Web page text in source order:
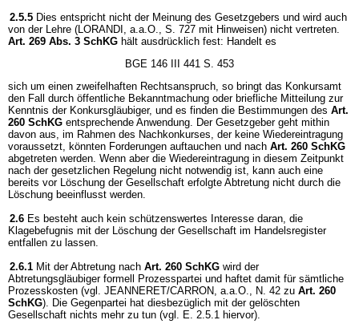
2.5.5 Dies entspricht nicht der Meinung des Gesetzgebers und wird auch
von der Lehre (LORANDI, a.a.O., S. 727 mit Hinweisen) nicht vertreten.
Art. 269 Abs. 3 SchKG hält ausdrücklich fest: Handelt es
BGE 146 III 441 S. 453
sich um einen zweifelhaften Rechtsanspruch, so bringt das Konkursamt
den Fall durch öffentliche Bekanntmachung oder briefliche Mitteilung zur
Kenntnis der Konkursgläubiger, und es finden die Bestimmungen des Art.
260 SchKG entsprechende Anwendung. Der Gesetzgeber geht mithin
davon aus, im Rahmen des Nachkonkurses, der keine Wiedereintragung
voraussetzt, könnten Forderungen auftauchen und nach Art. 260 SchKG
abgetreten werden. Wenn aber die Wiedereintragung in diesem Zeitpunkt
nach der gesetzlichen Regelung nicht notwendig ist, kann auch eine
bereits vor Löschung der Gesellschaft erfolgte Abtretung nicht durch die
Löschung beeinflusst werden.
2.6 Es besteht auch kein schützenswertes Interesse daran, die
Klagebefugnis mit der Löschung der Gesellschaft im Handelsregister
entfallen zu lassen.
2.6.1 Mit der Abtretung nach Art. 260 SchKG wird der
Abtretungsgläubiger formell Prozesspartei und haftet damit für sämtliche
Prozesskosten (vgl. JEANNERET/CARRON, a.a.O., N. 42 zu Art. 260
SchKG). Die Gegenpartei hat diesbezüglich mit der gelöschten
Gesellschaft nichts mehr zu tun (vgl. E. 2.5.1 hiervor).